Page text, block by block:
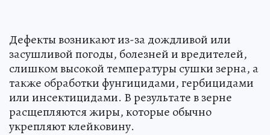
Дефекты возникают из-за дождливой или
засушливой погоды, болезней и вредителей,
слишком высокой температуры сушки зерна, а
также обработки фунгицидами, гербицидами
или инсектицидами. В результате в зерне
расщепляются жиры, которые обычно
укрепляют клейковину.